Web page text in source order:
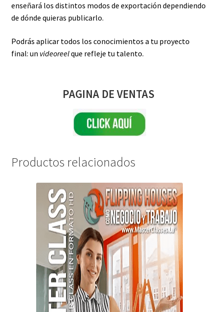
enseñará los distintos modos de exportación dependiendo
de dónde quieras publicarlo.
Podrás aplicar todos los conocimientos a tu proyecto
final: un videoreelque refleje tu talento.
PAGINA DE VENTAS
Productos relacionados